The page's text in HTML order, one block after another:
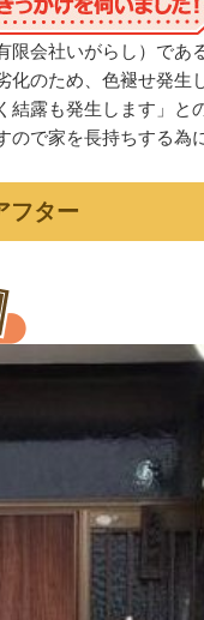
限会社いがらし）で
化のため、色褪せ発
結露も発生します」と
ので家を長持ちする
フター